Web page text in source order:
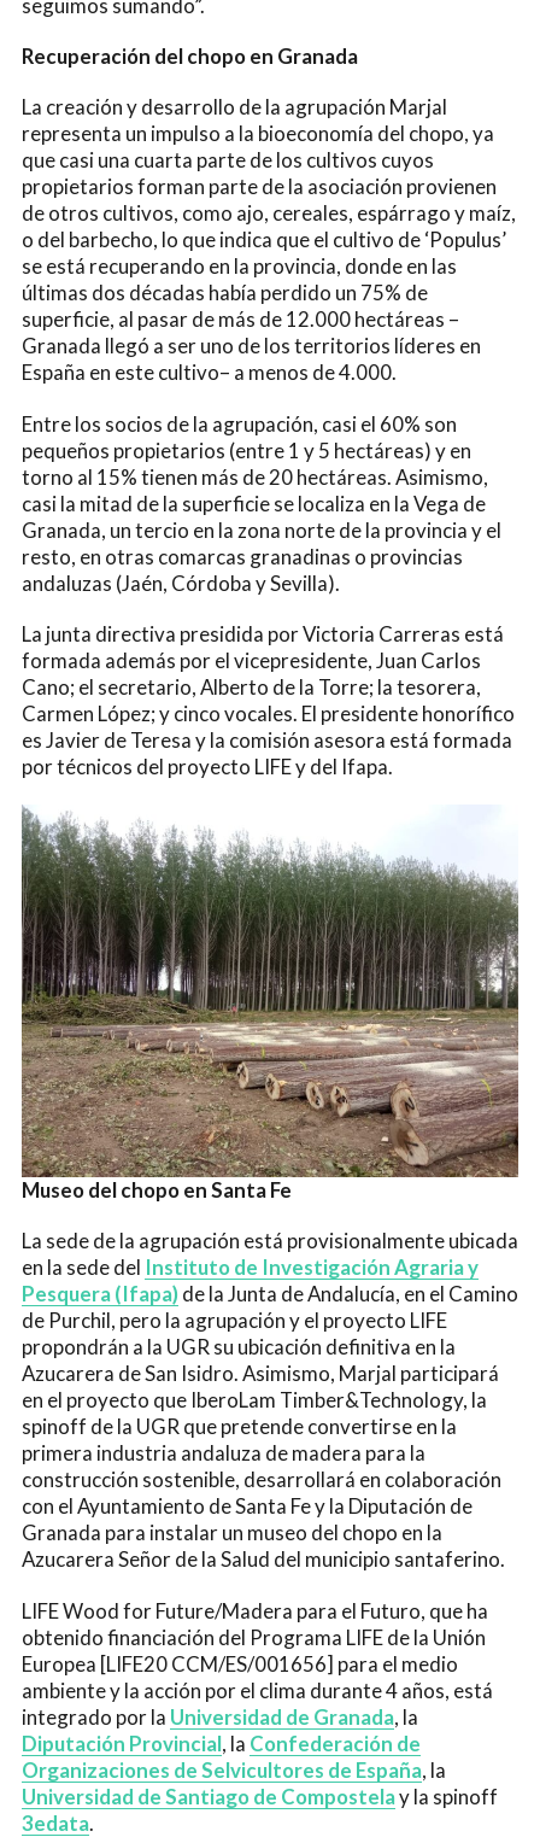
seguimos sumando”.
Recuperación del chopo en Granada
La creación y desarrollo de la agrupación Marjal
representa un impulso a la bioeconomía del chopo, ya
que casi una cuarta parte de los cultivos cuyos
propietarios forman parte de la asociación provienen
de otros cultivos, como ajo, cereales, espárrago y maíz,
o del barbecho, lo que indica que el cultivo de ‘Populus’
se está recuperando en la provincia, donde en las
últimas dos décadas había perdido un 75% de
superficie, al pasar de más de 12.000 hectáreas –
Granada llegó a ser uno de los territorios líderes en
España en este cultivo– a menos de 4.000.
Entre los socios de la agrupación, casi el 60% son
pequeños propietarios (entre 1 y 5 hectáreas) y en
torno al 15% tienen más de 20 hectáreas. Asimismo,
casi la mitad de la superficie se localiza en la Vega de
Granada, un tercio en la zona norte de la provincia y el
resto, en otras comarcas granadinas o provincias
andaluzas (Jaén, Córdoba y Sevilla).
La junta directiva presidida por Victoria Carreras está
formada además por el vicepresidente, Juan Carlos
Cano; el secretario, Alberto de la Torre; la tesorera,
Carmen López; y cinco vocales. El presidente honorífico
es Javier de Teresa y la comisión asesora está formada
por técnicos del proyecto LIFE y del Ifapa.
Museo del chopo en Santa Fe
La sede de la agrupación está provisionalmente ubicada
en la sede del Instituto de Investigación Agraria y
Pesquera (Ifapa)de la Junta de Andalucía, en el Camino
de Purchil, pero la agrupación y el proyecto LIFE
propondrán a la UGR su ubicación definitiva en la
Azucarera de San Isidro. Asimismo, Marjal participará
en el proyecto que IberoLam Timber&Technology, la
spinoff de la UGR que pretende convertirse en la
primera industria andaluza de madera para la
construcción sostenible, desarrollará en colaboración
con el Ayuntamiento de Santa Fe y la Diputación de
Granada para instalar un museo del chopo en la
Azucarera Señor de la Salud del municipio santaferino.
LIFE Wood for Future/Madera para el Futuro, que ha
obtenido financiación del Programa LIFE de la Unión
Europea [LIFE20 CCM/ES/001656] para el medio
ambiente y la acción por el clima durante 4 años, está
integrado por la Universidad de Granada, la
Diputación Provincial, la Confederación de
Organizaciones de Selvicultores de España, la
Universidad de Santiago de Compostelay la spinoff
3edata.